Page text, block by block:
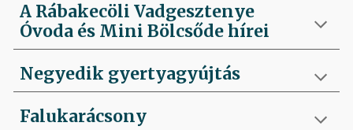
A Rábakecöli Vadgesztenye
Óvoda és Mini Bölcsőde hírei
Negyedik gyertyagyújtás
Falukarácsony